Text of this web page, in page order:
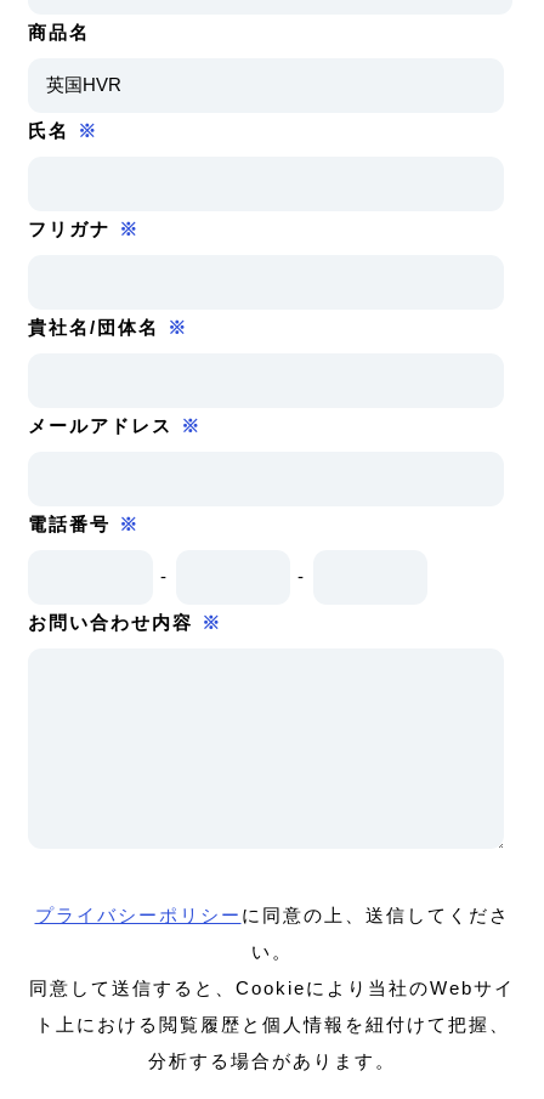
商品名
氏名 ※
フリガナ ※
貴社名/団体名 ※
メールアドレス ※
電話番号 ※
- -
お問い合わせ内容 ※
プライバシーポリシー に同意の上、送信してくださ
い。
同意して送信すると、Cookieにより当社のWebサイ
ト上における閲覧履歴と個人情報を紐付けて把握、
分析する場合があります。